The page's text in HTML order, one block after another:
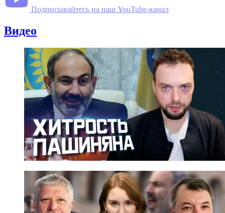
Подписывайтесь на наш YouTube-канал
Видео